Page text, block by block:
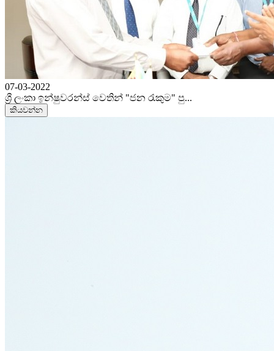
07-03-2022
ශ්‍රී ලංකා ඉන්ෂුවරන්ස් වෙතින් "ජන රැකුම" පු...
කියවන්න